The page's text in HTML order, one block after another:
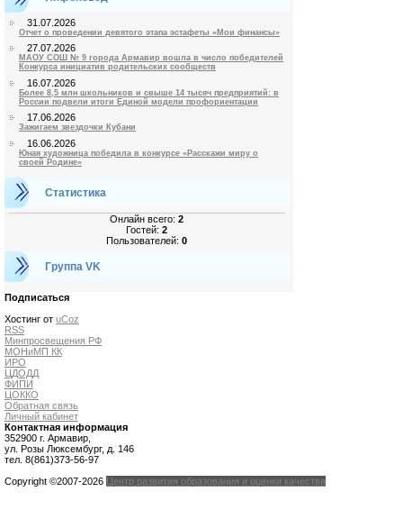
31.07.2026
Отчет о проведении девятого этапа эстафеты «Мои финансы»
27.07.2026
МАОУ СОШ № 9 города Армавир вошла в число победителей
Конкурса инициатив родительских сообществ
16.07.2026
Более 8,5 млн школьников и свыше 14 тысяч предприятий: в
России подвели итоги Единой модели профориентации
17.06.2026
Зажигаем звездочки Кубани
16.06.2026
Юная художница победила в конкурсе «Расскажи миру о
своей Родине»
Статистика
Онлайн всего:2
Гостей:2
Пользователей:0
Группа VK
Подписаться
Хостинг от uCoz
RSS
Минпросвещения РФ
МОНиМП КК
ИРО
ЦДОДД
ФИПИ
ЦОККО
Обратная связь
Личный кабинет
Контактная информация
352900 г. Армавир,
ул. Розы Люксембург, д. 146
тел. 8(861)373-56-97
Copyright ©2007-2026 Центр развития образования и оценки качества